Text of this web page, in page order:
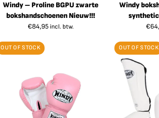
Windy – Proline BGPU zwarte
bokshandschoenen Nieuw!!!
€84,95 incl. btw.
Windy
€
OUT OF STOCK OUT OF STOCK